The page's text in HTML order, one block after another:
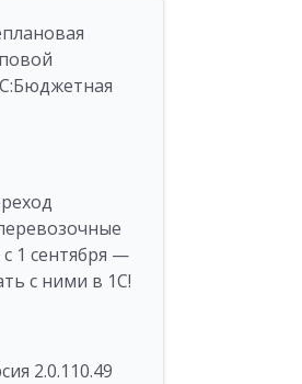
1 сентября —
с ними в 1С!
2.0.110.49